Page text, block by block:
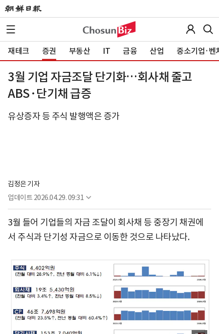
재테크 증권 부동산 IT 금융 산업 중소기업·벤
3월 기업 자금조달 단기화…회사채 줄고
ABS·단기채 급증
유상증자 등 주식 발행액은 증가
김정은 기자
업데이트 2026.04.29. 09:31
3월 들어 기업들의 자금 조달이 회사채 등 중장기 채권에
서 주식과 단기성 자금으로 이동한 것으로 나타났다.